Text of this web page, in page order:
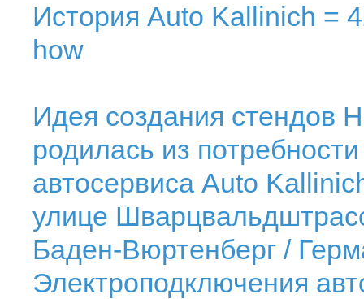
История Auto Kallinich =
how
Идея создания стендов
родилась из
автосервиса Auto
улице
Баден-Вюртенберг /
Электроподключения